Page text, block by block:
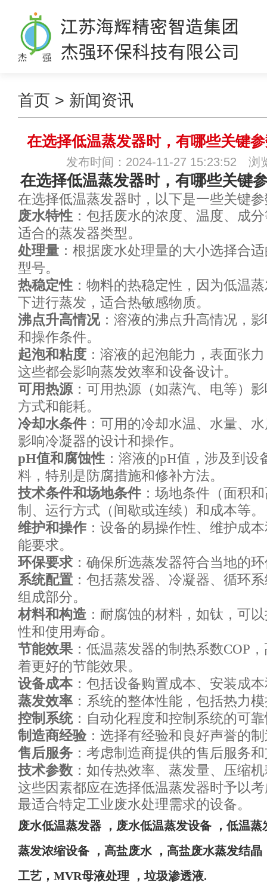
首页 > 新闻资讯
在选择低温蒸发器时，有哪些关键
发布时间：2024-11-27 15:23:52 浏
在选择低温蒸发器时，有哪些关键
在选择低温蒸发器时，以下是一些关键
废水特性 ：包括废水的浓度、温度、成
适合的蒸发器类型。
处理量 ：根据废水处理量的大小选择合
型号。
热稳定性 ：物料的热稳定性，因为低温
下进行蒸发，适合热敏感物质。
沸点升高情况 ：溶液的沸点升高情况，
和操作条件。
起泡和粘度 ：溶液的起泡能力，表面张
这些都会影响蒸发效率和设备设计。
可用热源 ：可用热源（如蒸汽、电等）
方式和能耗。
冷却水条件 ：可用的冷却水温、水量、
影响冷凝器的设计和操作。
pH值和腐蚀性 ：溶液的pH值，涉及到设
料，特别是防腐措施和修补方法。
技术条件和场地条件 ：场地条件（面积
制、运行方式（间歇或连续）和成本等。
维护和操作：设备的易操作性、维护成
能要求。
环保要求 ：确保所选蒸发器符合当地的
系统配置 ：包括蒸发器、冷凝器、循环
组成部分。
材料和构造 ：耐腐蚀的材料，如钛，可
性和使用寿命。
节能效果 ：低温蒸发器的制热系数COP
着更好的节能效果。
设备成本 ：包括设备购置成本、安装成
蒸发效率 ：系统的整体性能，包括热力
控制系统 ：自动化程度和控制系统的可
制造商经验 ：选择有经验和良好声誉的
售后服务 ：考虑制造商提供的售后服务
技术参数 ：如传热效率、蒸发量、压缩
这些因素都应在选择低温蒸发器时予以
最适合特定工业废水处理需求的设备。
废水低温蒸发器 ，废水低温蒸发设备
，低温
蒸发浓缩设备
，高盐废水
，高盐废水蒸发结晶
工艺， MVR母液处理 ，垃圾渗透液.